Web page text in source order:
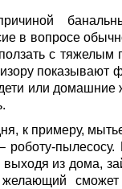
в вопросе
с
показывают
или домашние
к примеру,
роботу-
выходя из дома,
сможет